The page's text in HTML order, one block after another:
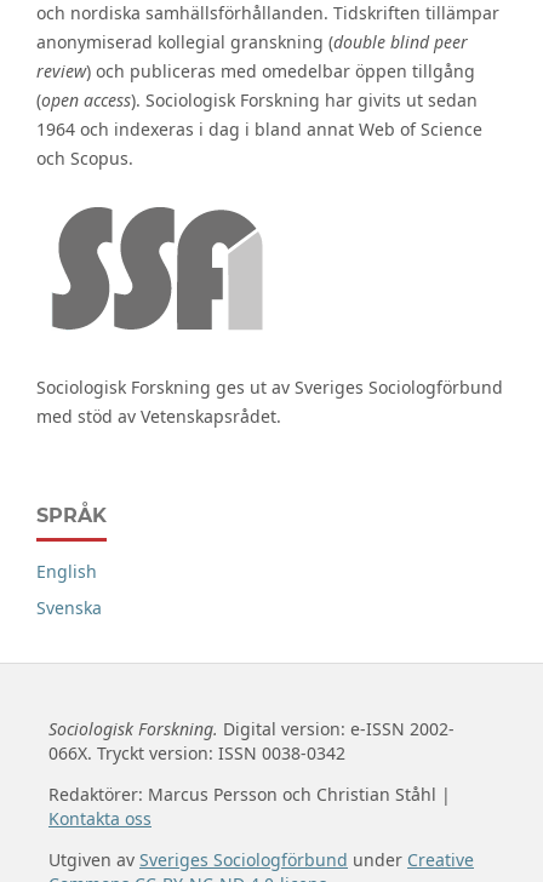
och nordiska samhällsförhållanden. Tidskriften tillämpar
anonymiserad kollegial granskning (double blind peer
review) och publiceras med omedelbar öppen tillgång
(open access). Sociologisk Forskning har givits ut sedan
1964 och indexeras i dag i bland annat Web of Science
och Scopus.
Sociologisk Forskning ges ut av Sveriges Sociologförbund
med stöd av Vetenskapsrådet.
SPRÅK
English
Svenska
Sociologisk Forskning. Digital version: e-ISSN 2002-
066X. Tryckt version: ISSN 0038-0342
Redaktörer: Marcus Persson och Christian Ståhl |
Kontakta oss
Utgiven av Sveriges Sociologförbund under Creative